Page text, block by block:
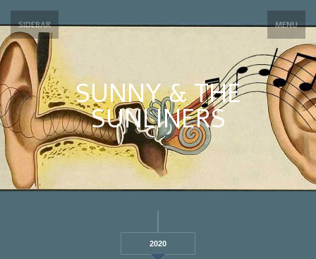
SIDEBAR MENU
SUNNY & THE
SUNLINERS
2020